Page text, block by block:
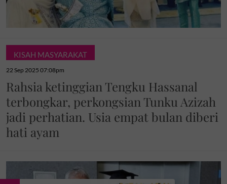
KISAH MASYARAKAT
22 Sep 2025 07:08pm
Rahsia ketinggian Tengku Hassanal
terbongkar, perkongsian Tunku Azizah
jadi perhatian. Usia empat bulan diberi
hati ayam